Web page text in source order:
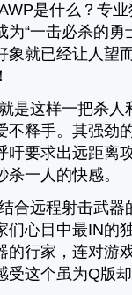
是什么？专
为“一击必杀的
象就已经让人望
是这样一把杀人
不释手。其强劲
吁要求出远距离
杀一人的快感。
合远程射击武器
们心目中最IN的
的行家，连对游
受这个虽为Q版